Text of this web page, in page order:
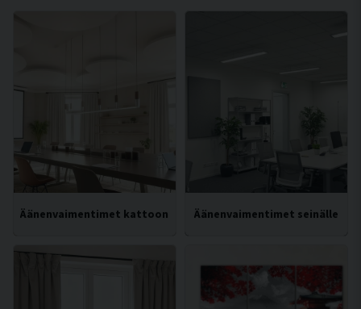
Äänenvaimentimet kattoon Äänenvaimentimet seinälle